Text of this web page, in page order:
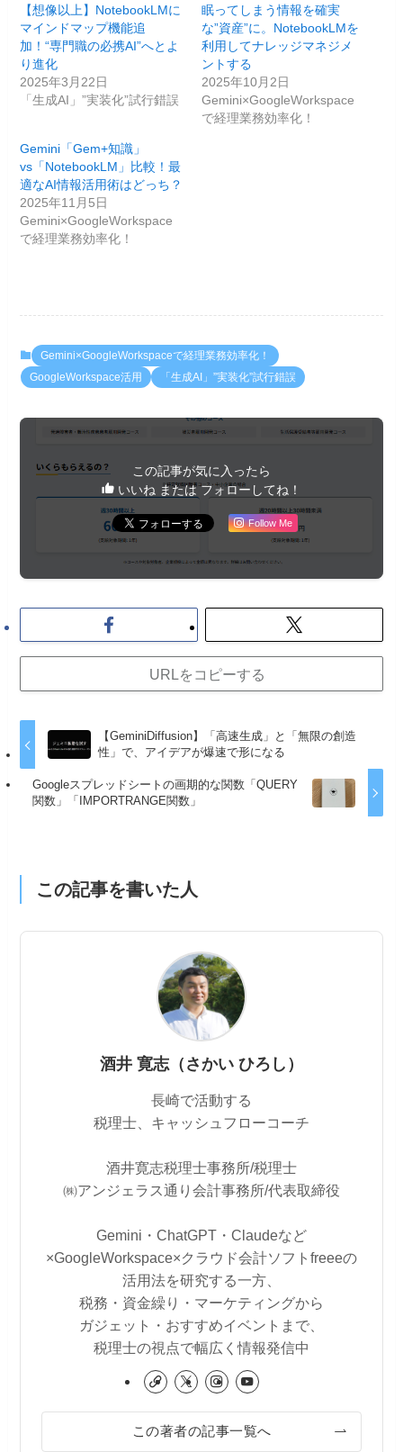
【想像以上】NotebookLMに
マインドマップ機能追
加！“専門職の必携AI”へとよ
り進化
2025年3月22日
「生成AI」”実装化”試行錯誤
眠ってしまう情報を確実
な”資産”に。NotebookLMを
利用してナレッジマネジメ
ントする
2025年10月2日
Gemini×GoogleWorkspace
で経理業務効率化！
Gemini「Gem+知識」
vs「NotebookLM」比較！最
適なAI情報活用術はどっち？
2025年11月5日
Gemini×GoogleWorkspace
で経理業務効率化！
Gemini×GoogleWorkspaceで経理業務効率化！
GoogleWorkspace活用
「生成AI」”実装化”試行錯誤
この記事が気に入ったら
いいね または フォローしてね！
Follow Me
URLをコピーする
【GeminiDiffusion】「高速生成」と「無限の創造
性」で、アイデアが爆速で形になる
Googleスプレッドシートの画期的な関数「QUERY
関数」「IMPORTRANGE関数」
この記事を書いた人
酒井 寛志（さかい ひろし）
長崎で活動する
税理士、キャッシュフローコーチ
酒井寛志税理士事務所/税理士
㈱アンジェラス通り会計事務所/代表取締役
Gemini・ChatGPT・Claudeなど
×GoogleWorkspace×クラウド会計ソフトfreeeの
活用法を研究する一方、
税務・資金繰り・マーケティングから
ガジェット・おすすめイベントまで、
税理士の視点で幅広く情報発信中
この著者の記事一覧へ